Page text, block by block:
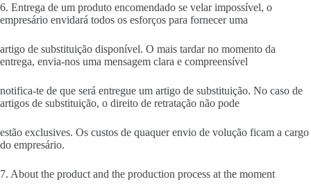
6. Entrega de um produto encomendado se velar impossível, o
empresário envidará todos os esforços para fornecer uma
artigo de substituição disponível. O mais tardar no momento da
entrega, envia-nos uma mensagem clara e compreensível
notifica-te de que será entregue um artigo de substituição. No caso de
artigos de substituição, o direito de retratação não pode
estão exclusives. Os custos de quaquer envio de volução ficam a cargo
do empresário.
7. About the product and the production process at the moment